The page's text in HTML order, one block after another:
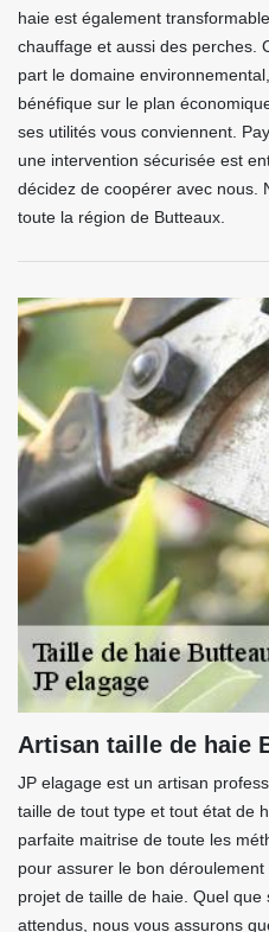
haie est également
chauffage et aussi des perches.
part le domaine
bénéfique sur le plan
ses utilités vous conviennent.
une intervention sécurisée est
décidez de coopérer avec nous.
toute la région de Butteaux.
Artisan taille de haie
JP elagage est un artisan
taille de tout type et tout état de
parfaite maitrise de toute les
pour assurer le bon déroulement
projet de taille de haie. Quel
attendus, nous vous assurons